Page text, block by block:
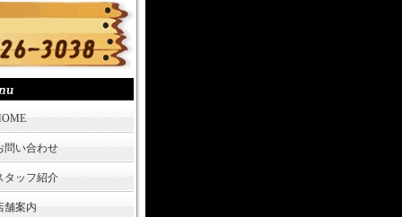
問い合わせ
タッフ紹介
舗案内